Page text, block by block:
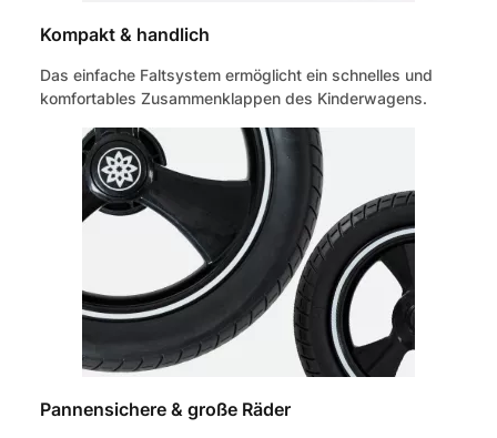
Kompakt & handlich
Das einfache Faltsystem ermöglicht ein schnelles und
komfortables Zusammenklappen des Kinderwagens.
Pannensichere & große Räder